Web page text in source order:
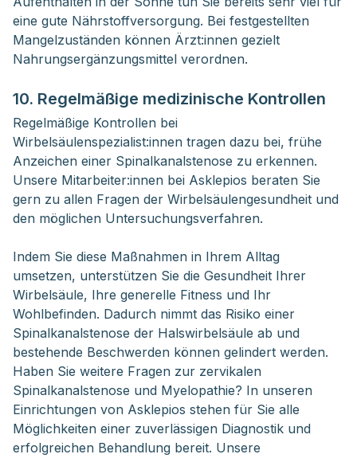
eine gute Nährstoffversorgung. Bei festgestellten
Mangelzuständen können Ärzt:innen gezielt
Nahrungsergänzungsmittel verordnen.
10. Regelmäßige medizinische Kontrollen
Regelmäßige Kontrollen bei
Wirbelsäulenspezialist:innen tragen dazu bei, frühe
Anzeichen einer Spinalkanalstenose zu erkennen.
Unsere Mitarbeiter:innen bei Asklepios beraten Sie
gern zu allen Fragen der Wirbelsäulengesundheit und
den möglichen Untersuchungsverfahren.
Indem Sie diese Maßnahmen in Ihrem Alltag
umsetzen, unterstützen Sie die Gesundheit Ihrer
Wirbelsäule, Ihre generelle Fitness und Ihr
Wohlbefinden. Dadurch nimmt das Risiko einer
Spinalkanalstenose der Halswirbelsäule ab und
bestehende Beschwerden können gelindert werden.
Haben Sie weitere Fragen zur zervikalen
Spinalkanalstenose und Myelopathie? In unseren
Einrichtungen von Asklepios stehen für Sie alle
Möglichkeiten einer zuverlässigen Diagnostik und
erfolgreichen Behandlung bereit. Unsere